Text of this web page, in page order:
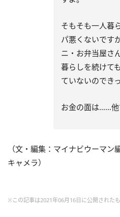
そもそも一人暮
パ悪くないです
ニ・お弁当屋さ
暮らしを続けて
ていないのでき
お金の面は……他
（文・編集：マイナビウーマ
キャメラ）
※この記事は2021年06月16日に公開された